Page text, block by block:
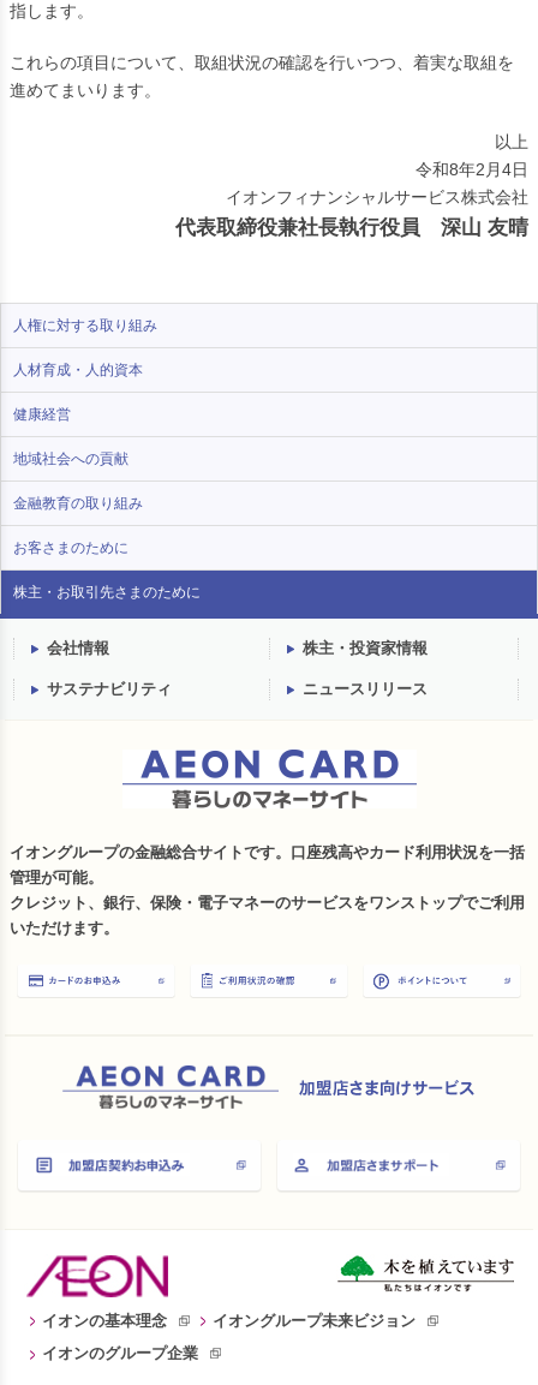
指します。
これらの項目について、取組状況の確認を行いつつ、着実な取組を
進めてまいります。
以上
令和8年2月4日
イオンフィナンシャルサービス株式会社
代表取締役兼社長執行役員 深山 友晴
人権に対する取り組み
人材育成・人的資本
健康経営
地域社会への貢献
金融教育の取り組み
お客さまのために
株主・お取引先さまのために
会社情報 株主・投資家情報
サステナビリティ ニュースリリース
イオングループの金融総合サイトです。口座残高やカード利用状況を一括
管理が可能。
クレジット、銀行、保険・電子マネーのサービスをワンストップでご利用
いただけます。
イオンの基本理念
イオングループ未来ビジョン
イオンのグループ企業